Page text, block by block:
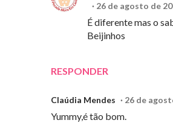
RESPONDER
26 de agosto de
É diferente mas o
Beijinhos
Claúdia Mendes 26 de
Yummy,é tão bom.